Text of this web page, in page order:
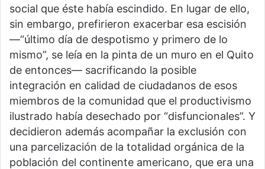
social que éste había escindido. En lugar de ello,
sin embargo, prefirieron exacerbar esa escisión
—“último día de despotismo y primero de lo
mismo”, se leía en la pinta de un muro en el Quito
de entonces— sacrificando la posible
integración en calidad de ciudadanos de esos
miembros de la comunidad que el productivismo
ilustrado había desechado por “disfuncionales”. Y
decidieron además acompañar la exclusión con
una parcelización de la totalidad orgánica de la
población del continente americano, que era una